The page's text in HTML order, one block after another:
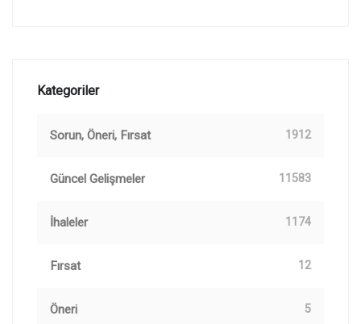
Kategoriler
Sorun, Öneri, Fırsat 1912
Güncel Gelişmeler 11583
İhaleler 1174
Fırsat 12
Öneri 5